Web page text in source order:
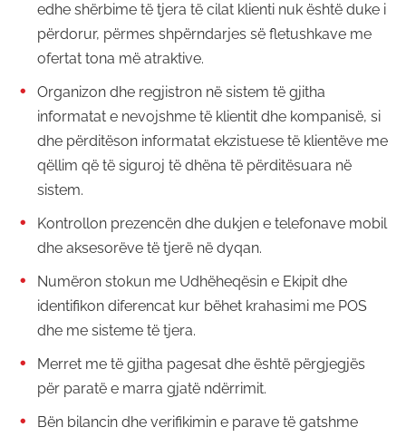
edhe shërbime të tjera të cilat klienti nuk është duke i
përdorur, përmes shpërndarjes së fletushkave me
ofertat tona më atraktive.
Organizon dhe regjistron në sistem të gjitha
informatat e nevojshme të klientit dhe kompanisë, si
dhe përditëson informatat ekzistuese të klientëve me
qëllim që të siguroj të dhëna të përditësuara në
sistem.
Kontrollon prezencën dhe dukjen e telefonave mobil
dhe aksesorëve të tjerë në dyqan.
Numëron stokun me Udhëheqësin e Ekipit dhe
identifikon diferencat kur bëhet krahasimi me POS
dhe me sisteme të tjera.
Merret me të gjitha pagesat dhe është përgjegjës
për paratë e marra gjatë ndërrimit.
Bën bilancin dhe verifikimin e parave të gatshme